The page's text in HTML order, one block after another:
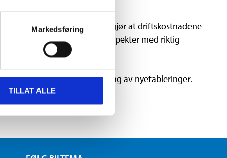
Markedsføring
TILLAT ALLE
med effektiv forvaltning gjør at driftskostnadene
kunder et bredt produktspekter med riktig
har fokus på ved planlegging av nyetableringer.
tid fremover.